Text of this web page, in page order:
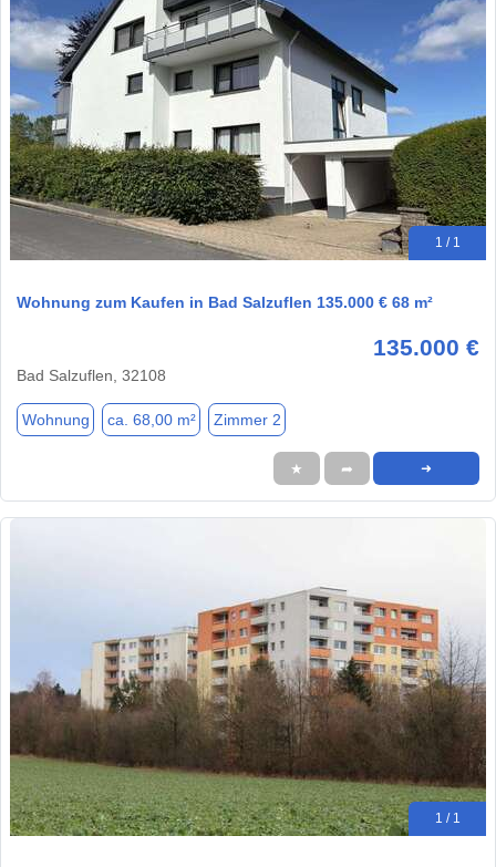
1 / 1
Wohnung zum Kaufen in Bad Salzuflen 135.000 € 68 m²
135.000 €
Bad Salzuflen, 32108
Wohnung ca. 68,00 m² Zimmer 2
★ ➦ ➜
1 / 1